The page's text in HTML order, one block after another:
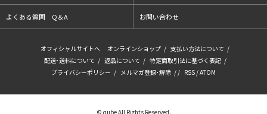
よくある質問 Q＆A お問い合わせ
オフィシャルサイトへ オンラインショップ / 支払い方法について /
配送・送料について / 返品について / 特定商取引法に基づく表記 /
プライバシーポリシー / メルマガ登録・解除 / / RSS /ATOM
© qube All Rights Reserved.